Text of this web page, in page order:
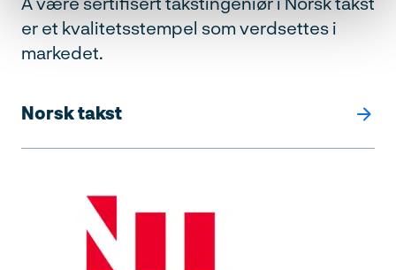
er et kvalitetsstempel som verdsettes i
markedet.
Norsk takst